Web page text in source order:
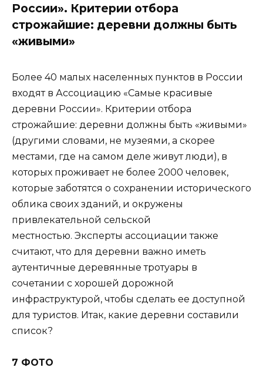
России». Критерии отбора
строжайшие: деревни должны быть
«живыми»
Более 40 малых населенных пунктов в России
входят в Ассоциацию «Самые красивые
деревни России». Критерии отбора
строжайшие: деревни должны быть «живыми»
(другими словами, не музеями, а скорее
местами, где на самом деле живут люди), в
которых проживает не более 2000 человек,
которые заботятся о сохранении исторического
облика своих зданий, и окружены
привлекательной сельской
местностью. Эксперты ассоциации также
считают, что для деревни важно иметь
аутентичные деревянные тротуары в
сочетании с хорошей дорожной
инфраструктурой, чтобы сделать ее доступной
для туристов. Итак, какие деревни составили
список?
7 ФОТО